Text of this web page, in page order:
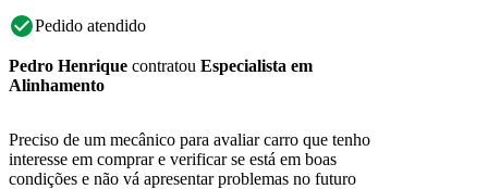
Pedido atendido
Pedro Henrique contratou Especialista em
Alinhamento
Preciso de um mecânico para avaliar carro que tenho
interesse em comprar e verificar se está em boas
condições e não vá apresentar problemas no futuro